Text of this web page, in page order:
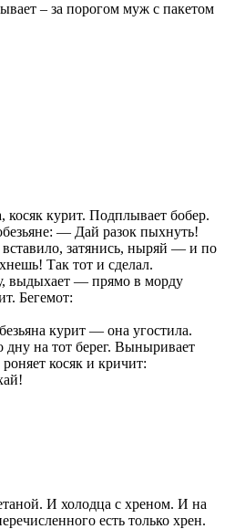
– за порогом муж с пакетом
косяк курит. Подплывает бобер.
— Дай разок пыхнуть!
затянись, ныряй — и по
Так тот и сделал.
выдыхает — прямо в морду
Бегемот:
курит — она угостила.
дну на тот берег. Выныривает
косяк и кричит:
И холодца с хреном. И на
есть только хрен.